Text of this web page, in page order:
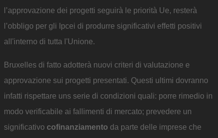
l’approvazione dei progetti seguirà le priorità Ue, resterà
l’obbligo per gli Ipcei di produrre significativi effetti positivi
all'interno di tutta l'Unione.
Bruxelles di fatto adotterà nuovi criteri di valutazione e
approvazione sui progetti presentati. Questi ultimi dovranno
infatti rispettare uns serie di condizioni quali: porre rimedio in
modo verificabile ai fallimenti di mercato; prevedere un
significativo cofinanziamento da parte delle imprese che